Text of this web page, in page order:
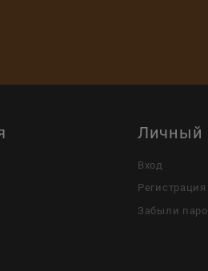
Личный
Вход
Регистрация
Забыли